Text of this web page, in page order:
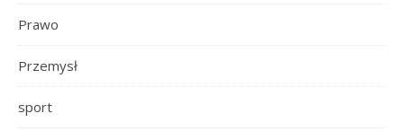
Prawo
Przemysł
sport